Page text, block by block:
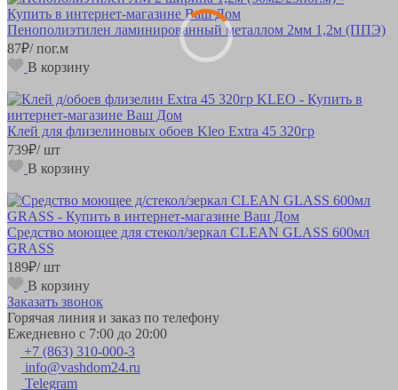
Пенополиэтилен ламинированный металлом 2мм 1,2м (ППЭ)
87₽/ пог.м
В корзину
Клей для флизелиновых обоев Kleo Extra 45 320гр
739₽/ шт
В корзину
Средство моющее для стекол/зеркал CLEAN GLASS 600мл
GRASS
189₽/ шт
В корзину
Заказать звонок
Горячая линия и заказ по телефону
Ежедневно с 7:00 до 20:00
+7 (863) 310-000-3
info@vashdom24.ru
Telegram